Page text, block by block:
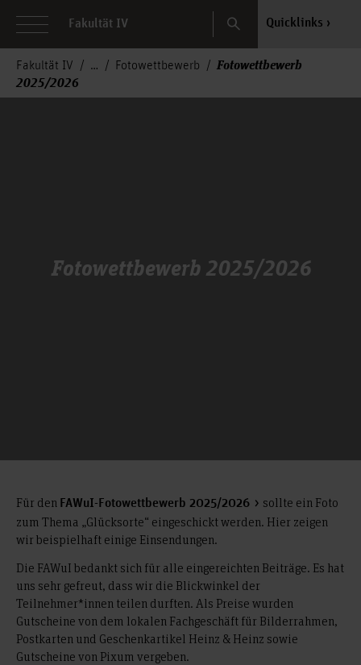
Fakultät IV Search Quicklinks
Fakultät IV Fotowettbewerb
Fotowettbewerb
2025/2026
Fotowettbewerb 2025/2026
Für den FAWuI-Fotowettbewerb 2025/2026
sollte ein Foto
zum Thema „Glücksorte“ eingeschickt werden. Hier zeigen
wir beispielhaft einige Einsendungen.
Die FAWuI bedankt sich für alle eingereichten Beiträge. Es hat
uns sehr gefreut, dass wir die Blickwinkel der
Teilnehmer*innen teilen durften. Als Preise wurden
Gutscheine von dem lokalen Fachgeschäft für Bilderrahmen,
Postkarten und Geschenkartikel Heinz & Heinz sowie
Gutscheine von Pixum vergeben.